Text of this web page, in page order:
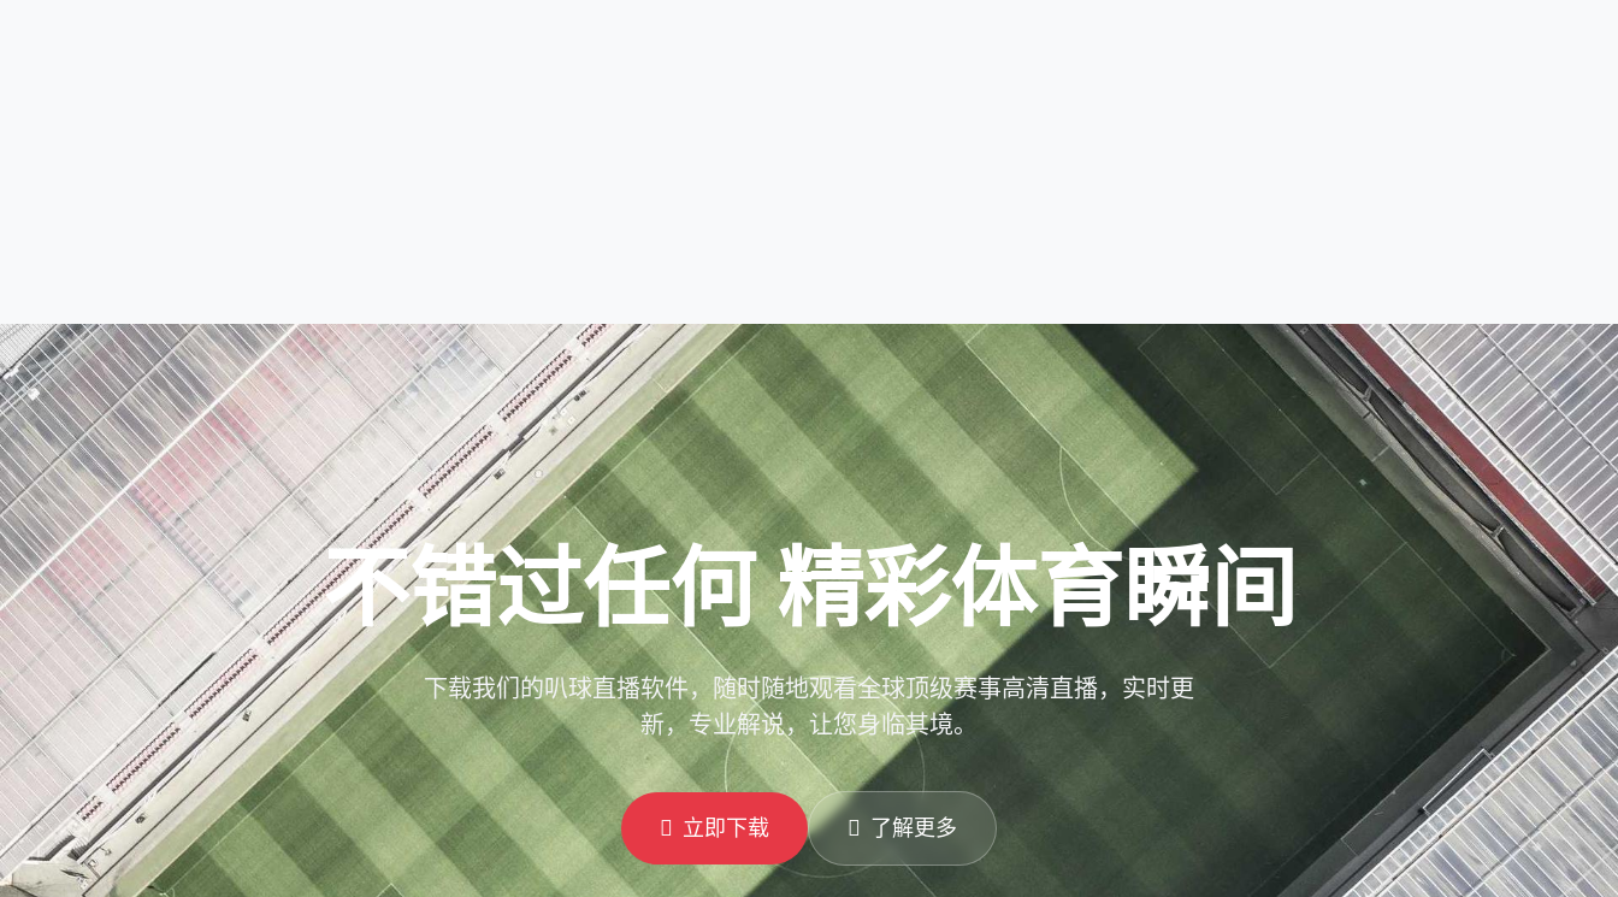
不错过任何精彩体育瞬间
下载我们的叭球直播软件，随时随地观看全球顶级赛事高清直播，实时更
新，专业解说，让您身临其境。
立即下载 了解更多